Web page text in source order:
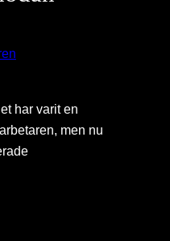
har varit en
men nu